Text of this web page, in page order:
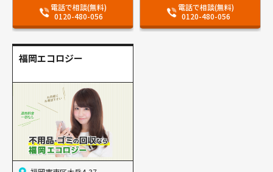
電話で相談(無料)
0120-480-056
電話で相談(無料)
0120-480-056
福岡エコロジー